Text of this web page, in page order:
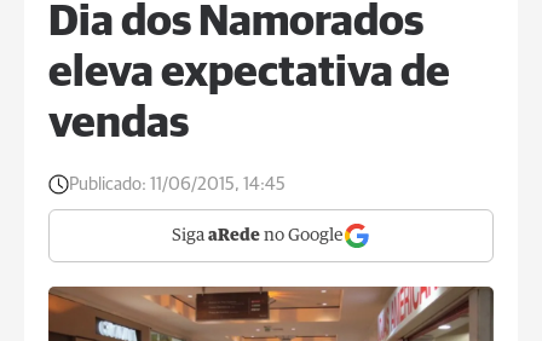
Dia dos Namorados
eleva expectativa de
vendas
Publicado: 11/06/2015, 14:45
Siga aRede no Google